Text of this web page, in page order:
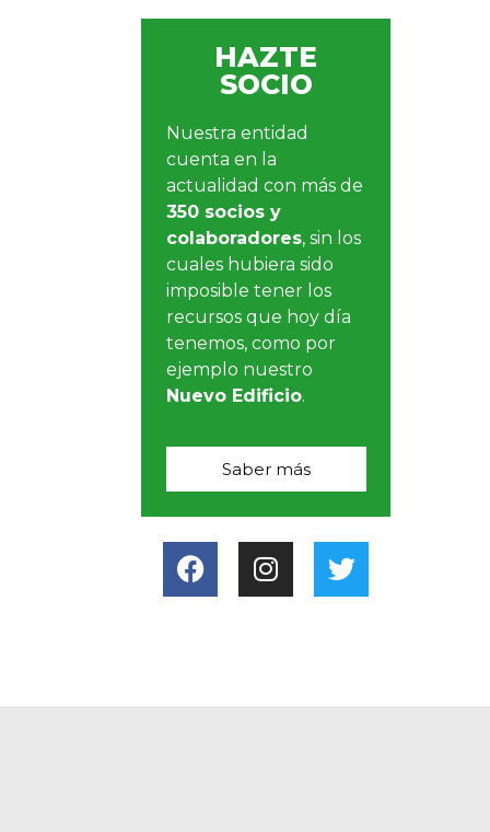
HAZTE
SOCIO
Nuestra entidad
cuenta en la
actualidad con más de
350 socios y
colaboradores, sin los
cuales hubiera sido
imposible tener los
recursos que hoy día
tenemos, como por
ejemplo nuestro
Nuevo Edificio.
Saber más